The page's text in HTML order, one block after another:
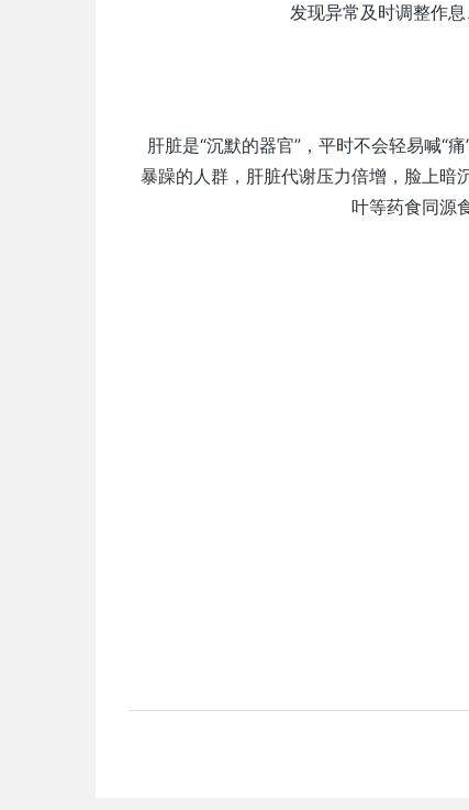
发现异常及时调整作
肝脏是“沉默的器官”，平时不会轻易喊“
暴躁的人群，肝脏代谢压力倍增，脸上
叶等药食同源